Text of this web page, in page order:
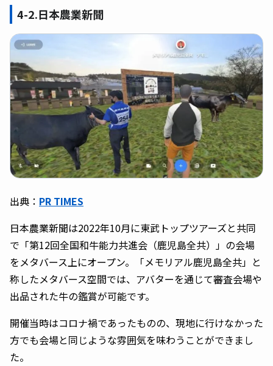
4-2.日本農業新聞
出典： PR TIMES
日本農業新聞は2022年10月に東武トップツアーズと共同
で「第12回全国和牛能力共進会（鹿児島全共）」の会場
をメタバース上にオープン。「メモリアル鹿児島全共」と
称したメタバース空間では、アバターを通じて審査会場や
出品された牛の鑑賞が可能です。
開催当時はコロナ禍であったものの、現地に行けなかった
方でも会場と同じような雰囲気を味わうことができまし
た。